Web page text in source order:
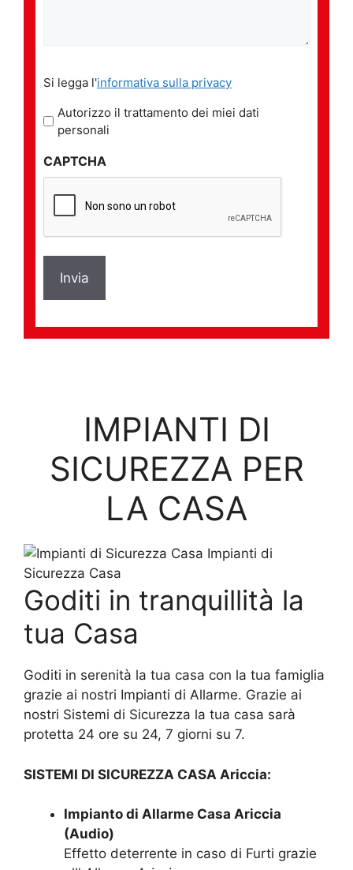
legga
l'informativa
sulla
*
Si legga l'informativa sulla privacy
Autorizzo il trattamento dei miei dati
personali
CAPTCHA
IMPIANTI DI
SICUREZZA PER
LA CASA
Impianti di
Sicurezza Casa
Goditi in tranquillità la
tua Casa
Goditi in serenità la tua casa con la tua famiglia
grazie ai nostri Impianti di Allarme. Grazie ai
nostri Sistemi di Sicurezza la tua casa sarà
protetta 24 ore su 24, 7 giorni su 7.
SISTEMI DI SICUREZZA CASA Ariccia:
Impianto di Allarme Casa Ariccia
(Audio)
Effetto deterrente in caso di Furti grazie